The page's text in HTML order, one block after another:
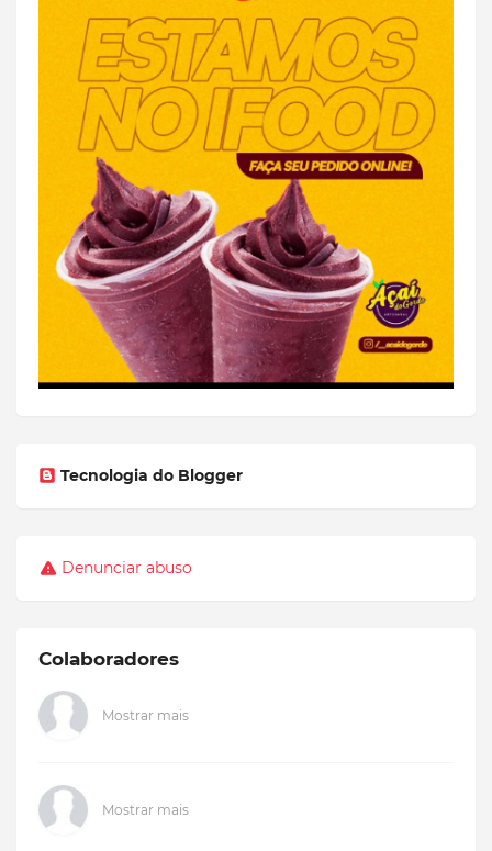
Tecnologia do Blogger
Denunciar abuso
Colaboradores
Mostrar mais
Mostrar mais